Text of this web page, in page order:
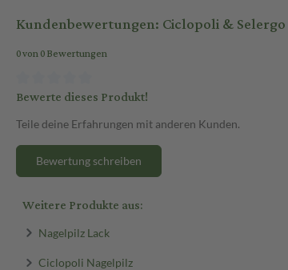
Kundenbewertungen: Ciclopoli &
0 von 0 Bewertungen
Bewerte dieses Produkt!
Teile deine Erfahrungen mit anderen Kunden.
Bewertung schreiben
Weitere Produkte aus:
Nagelpilz Lack
Ciclopoli Nagelpilz